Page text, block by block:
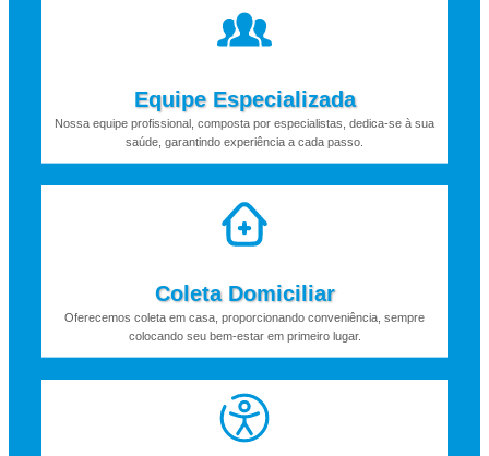
Equipe Especializada
Nossa equipe profissional, composta por especialistas, dedica-se à sua
saúde, garantindo experiência a cada passo.
Coleta Domiciliar
Oferecemos coleta em casa, proporcionando conveniência, sempre
colocando seu bem-estar em primeiro lugar.